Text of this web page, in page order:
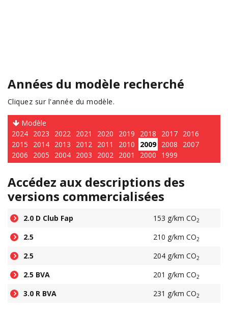
Années du modèle recherché
Cliquez sur l'année du modèle.
Modèle
2024 2023 2022 2021 2020 2019 2018 2017 2016
2015
2014 2013 2012 2011 2010 2009 2008
2007
2006
2005 2004 2003 2002 2001 2000 1999
Accédez aux descriptions des
versions commercialisées
2.0 D Club Fap 153 g/km CO2
2.5 210 g/km CO2
2.5 204 g/km CO2
2.5 BVA 201 g/km CO2
3.0 R BVA 231 g/km CO2